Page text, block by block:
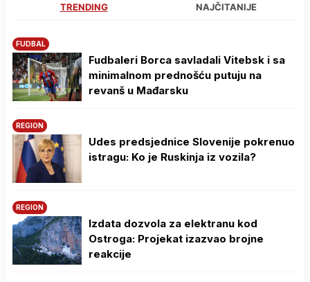
TRENDING NAJČITANIJE
FUDBAL
Fudbaleri Borca savladali Vitebsk i sa
minimalnom prednošću putuju na
revanš u Mađarsku
REGION
Udes predsjednice Slovenije pokrenuo
istragu: Ko je Ruskinja iz vozila?
REGION
Izdata dozvola za elektranu kod
Ostroga: Projekat izazvao brojne
reakcije